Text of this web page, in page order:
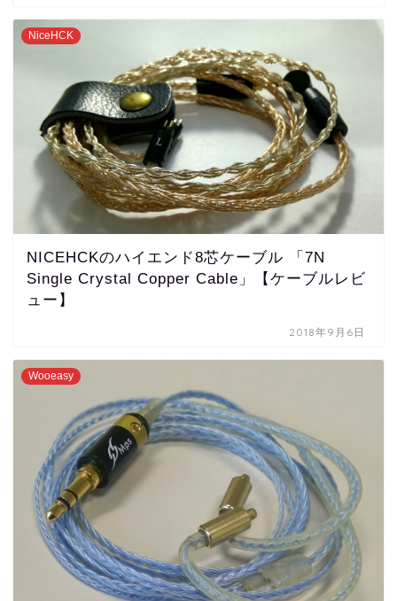
NiceHCK
NICEHCKのハイエンド8芯ケーブル 「7N
Single Crystal Copper Cable」【ケーブルレビ
ュー】
2018年9月6日
Wooeasy